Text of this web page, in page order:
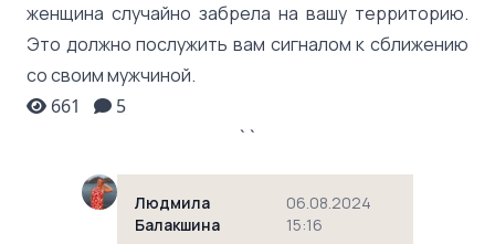
женщина случайно забрела на вашу территорию.
Это должно послужить вам сигналом к сближению
со своим мужчиной.
661
5
` `
Людмила
Балакшина
06.08.2024
15:16